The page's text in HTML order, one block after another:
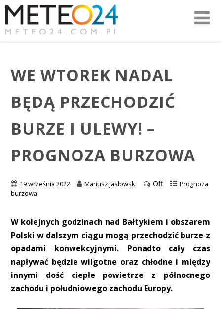
WE WTOREK NADAL
BĘDĄ PRZECHODZIĆ
BURZE I ULEWY! –
PROGNOZA BURZOWA
19 września 2022 Mariusz Jasłowski Off
Prognoza
burzowa
W kolejnych godzinach nad Bałtykiem i obszarem
Polski w dalszym ciągu mogą przechodzić burze z
opadami konwekcyjnymi. Ponadto cały czas
napływać będzie wilgotne oraz chłodne i między
innymi dość ciepłe powietrze z północnego
zachodu i południowego zachodu Europy.